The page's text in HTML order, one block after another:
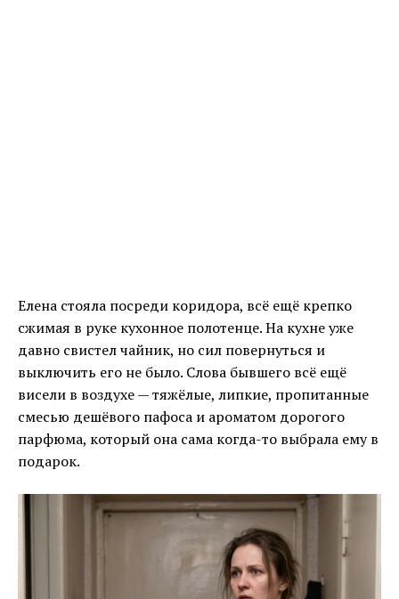
Елена стояла посреди коридора, всё ещё крепко
сжимая в руке кухонное полотенце. На кухне уже
давно свистел чайник, но сил повернуться и
выключить его не было. Слова бывшего всё ещё
висели в воздухе — тяжёлые, липкие, пропитанные
смесью дешёвого пафоса и ароматом дорогого
парфюма, который она сама когда-то выбрала ему в
подарок.